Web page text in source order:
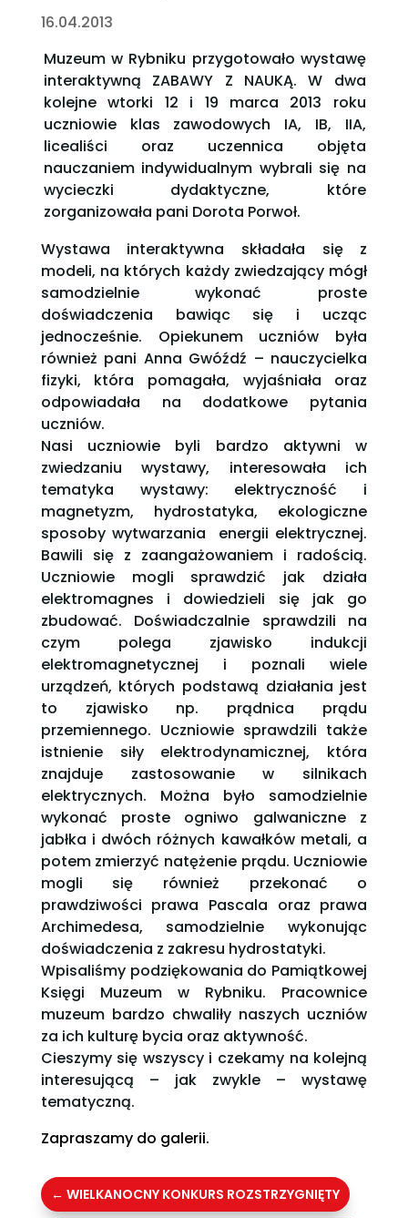
16.04.2013
Muzeum w Rybniku przygotowało wystawę
interaktywną ZABAWY Z NAUKĄ. W dwa
kolejne wtorki 12 i 19 marca 2013 roku
uczniowie klas zawodowych IA, IB, IIA,
licealiści oraz uczennica objęta
nauczaniem indywidualnym wybrali się na
wycieczki dydaktyczne, które
zorganizowała pani Dorota Porwoł.
Wystawa interaktywna składała się z
modeli, na których każdy zwiedzający mógł
samodzielnie wykonać proste
doświadczenia bawiąc się i ucząc
jednocześnie. Opiekunem uczniów była
również pani Anna Gwóźdź – nauczycielka
fizyki, która pomagała, wyjaśniała oraz
odpowiadała na dodatkowe pytania
uczniów.
Nasi uczniowie byli bardzo aktywni w
zwiedzaniu wystawy, interesowała ich
tematyka wystawy: elektryczność i
magnetyzm, hydrostatyka, ekologiczne
sposoby wytwarzania energii elektrycznej.
Bawili się z zaangażowaniem i radością.
Uczniowie mogli sprawdzić jak działa
elektromagnes i dowiedzieli się jak go
zbudować. Doświadczalnie sprawdzili na
czym polega zjawisko indukcji
elektromagnetycznej i poznali wiele
urządzeń, których podstawą działania jest
to zjawisko np. prądnica prądu
przemiennego. Uczniowie sprawdzili także
istnienie siły elektrodynamicznej, która
znajduje zastosowanie w silnikach
elektrycznych. Można było samodzielnie
wykonać proste ogniwo galwaniczne z
jabłka i dwóch różnych kawałków metali, a
potem zmierzyć natężenie prądu. Uczniowie
mogli się również przekonać o
prawdziwości prawa Pascala oraz prawa
Archimedesa, samodzielnie wykonując
doświadczenia z zakresu hydrostatyki.
Wpisaliśmy podziękowania do Pamiątkowej
Księgi Muzeum w Rybniku. Pracownice
muzeum bardzo chwaliły naszych uczniów
za ich kulturę bycia oraz aktywność.
Cieszymy się wszyscy i czekamy na kolejną
interesującą – jak zwykle – wystawę
tematyczną.
Zapraszamy do galerii.
← WIELKANOCNY KONKURS ROZSTRZYGNIĘTY